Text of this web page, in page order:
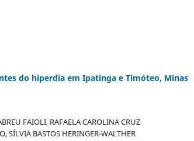
do hiperdia em Ipatinga e Timóteo, Minas
FAIOLI, RAFAELA CAROLINA CRUZ
SÍLVIA BASTOS HERINGER-WALTHER